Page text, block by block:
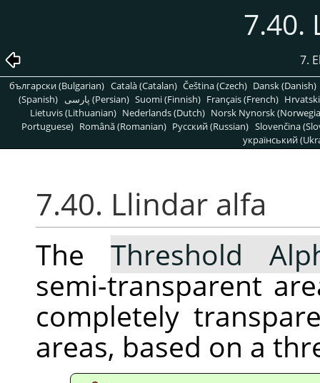
7.40.
7.
български (Bulgarian) Català (Catalan) Čeština (Czech) Dansk (Danish)
(Spanish)
پارسی (Persian) Suomi (Finnish) Français (French)
Lietuvis (Lithuanian) Nederlands (Dutch) Norsk Nynorsk
Portuguese) Română (Romanian) Pусский (Russian) Slovenčina
український
7.40. Llindar alfa
The Threshold
semi-transparent
completely
areas, based on a